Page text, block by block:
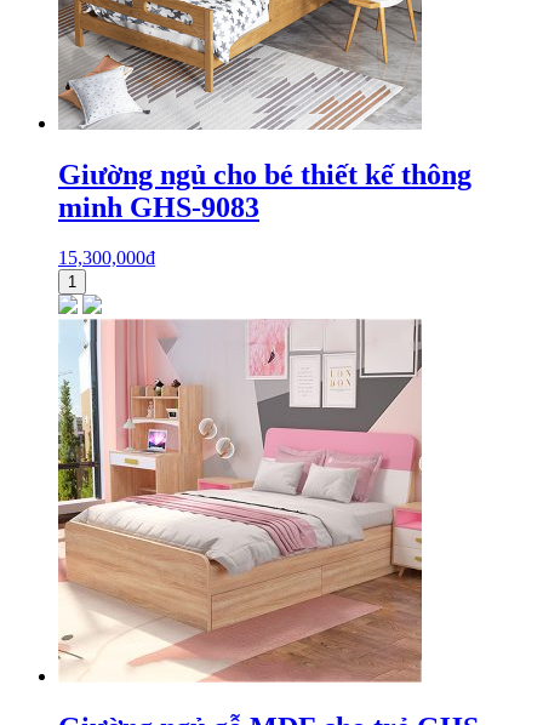
Giường ngủ cho bé thiết kế thông
minh GHS-9083
15,300,000₫
1